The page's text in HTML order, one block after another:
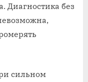
Диагностика без
сильном